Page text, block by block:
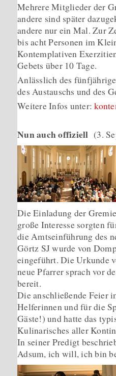
Mehrere Mitglieder der
andere sind später
andere nur ein Mal. Zur
bis acht Personen im
Kontemplativen
Gebets über 10 Tage.
Anlässlich des
des Austauschs und des
Weitere Infos unter:
Nun auch offiziell(3.
Die Einladung der
große Interesse sorgten
die Amtseinführung des
Görtz SJ wurde von
eingeführt. Die Urkunde
neue Pfarrer sprach vor
bereit.
Die anschließende Feier
Helferinnen und für die
Gäste!) und hatte das
Kulinarisches aller
In seiner Predigt
Adsum, ich will, ich bin